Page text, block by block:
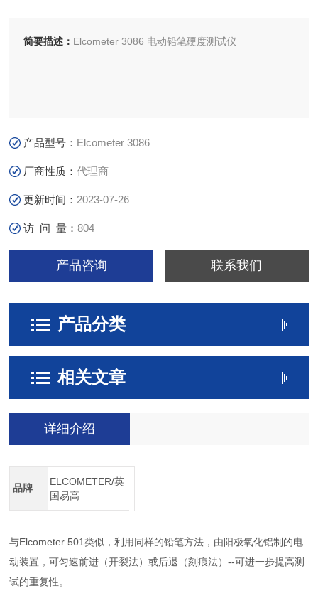
简要描述： Elcometer 3086 电动铅笔硬度测试仪
产品型号： Elcometer 3086
厂商性质：代理商
更新时间： 2023-07-26
访 问 量：804
产品咨询 联系我们
产品分类
相关文章
详细介绍
品牌
ELCOMETER/英
国易高
与Elcometer 501类似，利用同样的铅笔方法，由阳极氧化铝制的电
动装置，可匀速前进（开裂法）或后退（刻痕法）--可进一步提高测
试的重复性。